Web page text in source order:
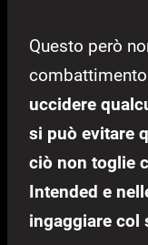
Questo però
uccidere
si può evitare
ciò non toglie
Intended e
ingaggiare col